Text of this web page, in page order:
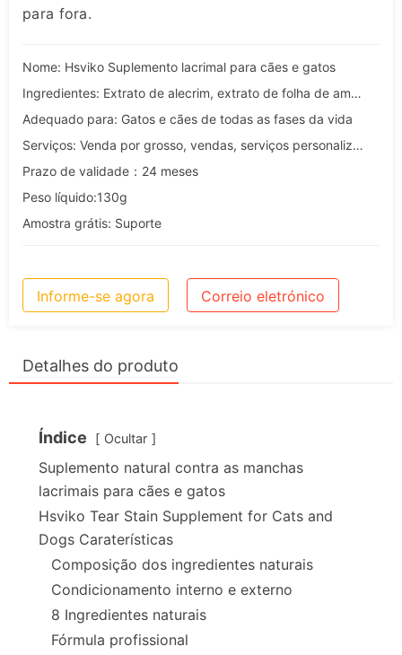
para fora.
Nome: Hsviko Suplemento lacrimal para cães e gatos
Ingredientes: Extrato de alecrim, extrato de folha de amoreira, dextrina, carbonato de cálcio, etc
Adequado para: Gatos e cães de todas as fases da vida
Serviços: Venda por grosso, vendas, serviços personalizados, OEM e ODM
Prazo de validade：24 meses
Peso líquido:130g
Amostra grátis: Suporte
Informe-se agora Correio eletrónico
Detalhes do produto
Índice Ocultar
Suplemento natural contra as manchas
lacrimais para cães e gatos
Hsviko Tear Stain Supplement for Cats and
Dogs Caraterísticas
Composição dos ingredientes naturais
Condicionamento interno e externo
8 Ingredientes naturais
Fórmula profissional